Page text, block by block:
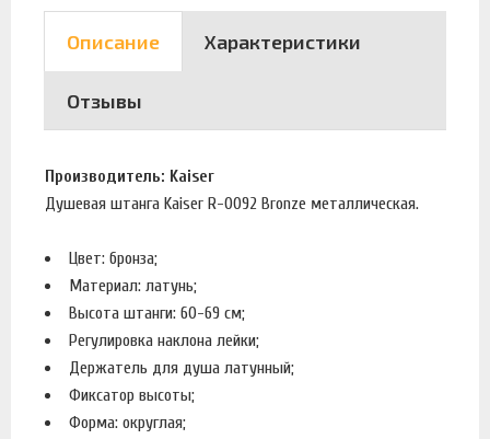
Описание Характеристики
Отзывы
Производитель: Kaiser
Душевая штанга Kaiser R-0092 Bronze металлическая.
Цвет: бронза;
Материал: латунь;
Высота штанги: 60-69 см;
Регулировка наклона лейки;
Держатель для душа латунный;
Фиксатор высоты;
Форма: округлая;